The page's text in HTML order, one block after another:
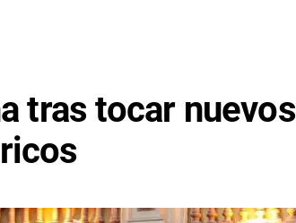
tras tocar nuevos